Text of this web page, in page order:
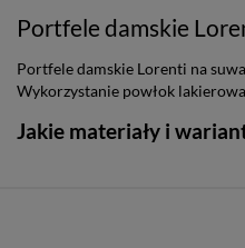
Portfele damskie
Portfele damskie Lorenti na
Wykorzystanie powłok
Jakie materiały i